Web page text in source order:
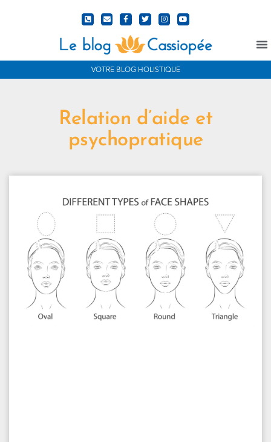
VOTRE BLOG HOLISTIQUE
Relation d’aide et
psychopratique